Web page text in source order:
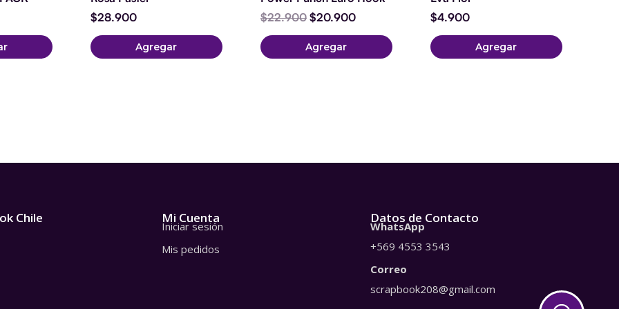
$28.900
Agregar
$22.900 $20.900
Agregar
$4.900
Agregar
Chile Mi Cuenta
Iniciar sesión
Mis pedidos
Datos de Contacto
WhatsApp
+569 4553 3543
Correo
scrapbook208@gmail.com